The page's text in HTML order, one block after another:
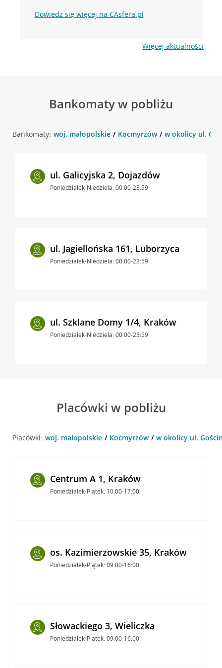
Dowiedz się więcej na CAsfera.pl
Więcej aktualności
Bankomaty w pobliżu
Bankomaty: woj. małopolskie Kocmyrzów w okolicy ul.
ul. Galicyjska 2, Dojazdów
Poniedziałek-Niedziela: 00:00-23:59
ul. Jagiellońska 161, Luborzyca
Poniedziałek-Niedziela: 00:00-23:59
ul. Szklane Domy 1/4, Kraków
Poniedziałek-Niedziela: 00:00-23:59
Placówki w pobliżu
Placówki: woj. małopolskie Kocmyrzów w okolicy ul.
Centrum A 1, Kraków
Poniedziałek-Piątek: 10:00-17:00
os. Kazimierzowskie 35, Kraków
Poniedziałek-Piątek: 09:00-16:00
Słowackiego 3, Wieliczka
Poniedziałek-Piątek: 09:00-16:00